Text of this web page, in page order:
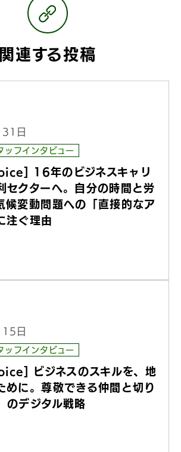
関連する投稿
日
ッフインタビュー
16年のビジネスキャリ
セクターへ。自分の時間と労
候変動問題への「直接的なア
注ぐ理由
日
ッフインタビュー
ビジネスのスキルを、地
めに。尊敬できる仲間と切り
のデジタル戦略